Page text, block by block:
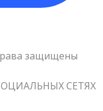
защищены
СЕТЯХ